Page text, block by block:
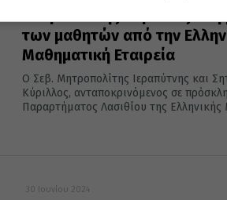
των μαθητών από την
Μαθηματική Εταιρεία
Ο Σεβ. Μητροπολίτης Ιεραπύτνης και
Κύριλλος, ανταποκρινόμενος σε
Παραρτήματος Λασιθίου της
30 Ιουνίου 2024